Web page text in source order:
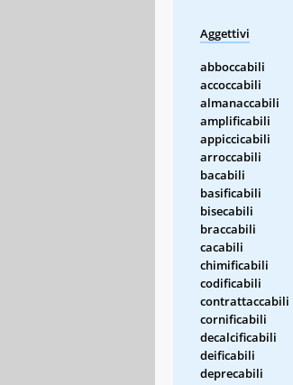
Aggettivi
abboccabili
accoccabili
almanaccabili
amplificabili
appiccicabili
arroccabili
bacabili
basificabili
bisecabili
braccabili
cacabili
chimificabili
codificabili
contrattaccabili
cornificabili
decalcificabili
deificabili
deprecabili